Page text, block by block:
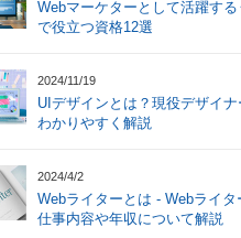
Webマーケターとして活躍する
で役立つ資格12選
2024/11/19
UIデザインとは？現役デザイナ
わかりやすく解説
2024/4/2
Webライターとは - Webライタ
仕事内容や年収について解説